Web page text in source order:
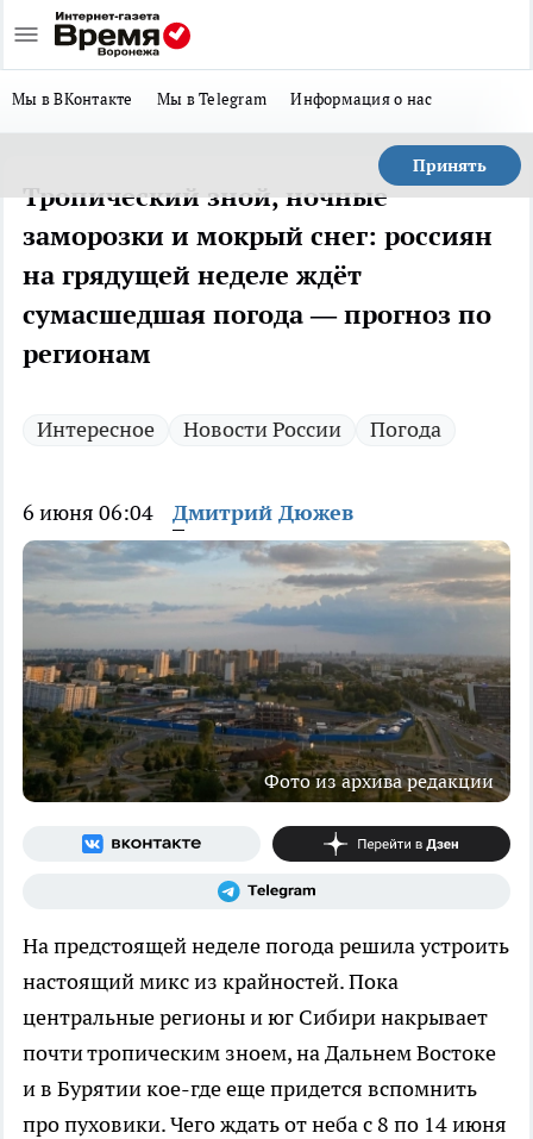
Мы в ВКонтакте Мы в Telegram Информация о нас
Принять
Тропический зной, ночные
заморозки и мокрый снег: россиян
на грядущей неделе ждёт
сумасшедшая погода — прогноз по
регионам
Интересное Новости России Погода
6 июня 06:04 Дмитрий Дюжев
Фото из архива редакции
На предстоящей неделе погода решила устроить
настоящий микс из крайностей. Пока
центральные регионы и юг Сибири накрывает
почти тропическим зноем, на Дальнем Востоке
и в Бурятии кое-где еще придется вспомнить
про пуховики. Чего ждать от неба с 8 по 14 июня